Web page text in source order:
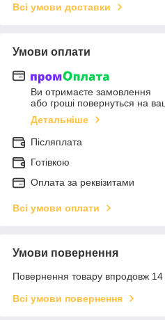
Всі умови доставки
Умови оплати
Ви отримаєте замовлення
або гроші повернуться на
Детальніше
Післяплата
Готівкою
Оплата за реквізитами
Всі умови оплати
Умови повернення
Повернення товару впродовж 14
Всі умови повернення